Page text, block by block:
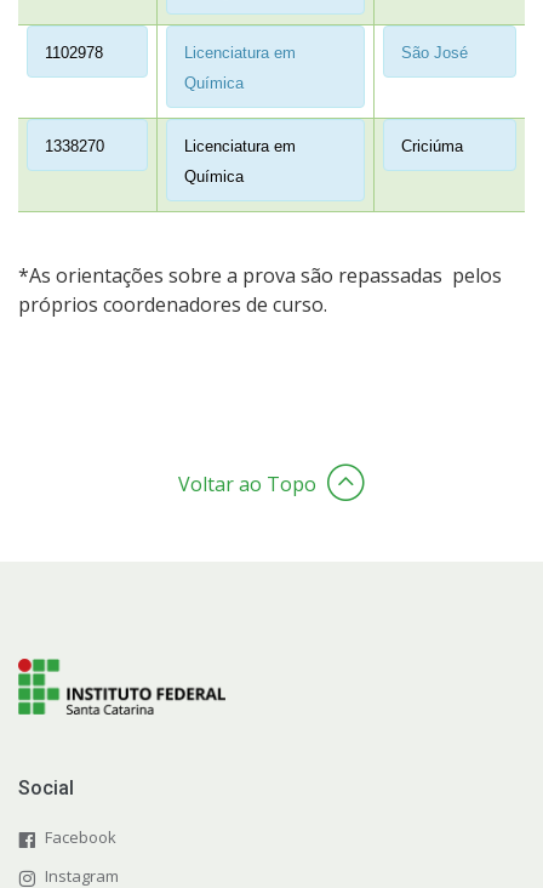
1102978
Licenciatura em
Química
São José
1338270
Licenciatura em
Química
Criciúma
*As orientações sobre a prova são repassadas pelos
próprios coordenadores de curso.
Voltar ao Topo
Social
Facebook
Instagram